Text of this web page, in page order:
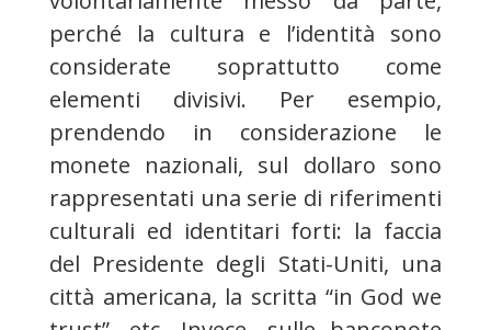
perché la cultura e l’identità sono
considerate soprattutto come
elementi divisivi. Per esempio,
prendendo in considerazione le
monete nazionali, sul dollaro sono
rappresentati una serie di riferimenti
culturali ed identitari forti: la faccia
del Presidente degli Stati-Uniti, una
città americana, la scritta “in God we